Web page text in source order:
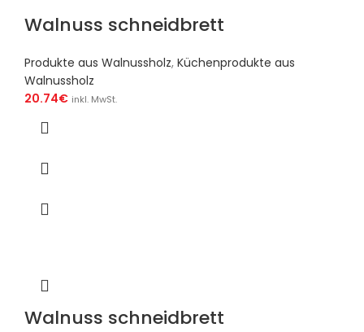
Walnuss schneidbrett
Produkte aus Walnussholz, Küchenprodukte aus
Walnussholz
20.74€ inkl. MwSt.
Walnuss schneidbrett